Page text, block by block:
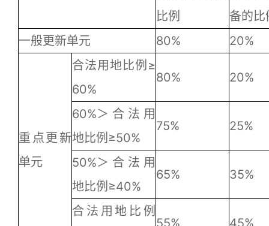
比例
备的比
一般更新单元
80% 20%
重点更新
单元
合法用地比例≥
60%
80% 20%
60%＞合法用
地比例≥50%
75% 25%
50%＞合法用
地比例≥40%
65% 35%
合法用地比例
55%
45%